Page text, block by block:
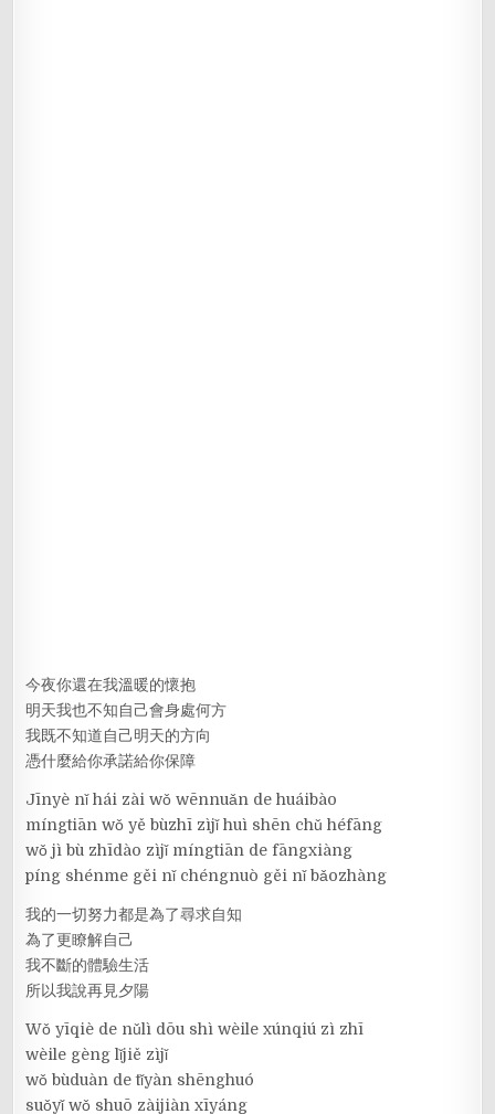
今夜你還在我溫暖的懷抱
明天我也不知自己會身處何方
我既不知道自己明天的方向
憑什麼給你承諾給你保障
Jīnyè nǐ hái zài wǒ wēnnuǎn de huáibào
míngtiān wǒ yě bùzhī zìjǐ huì shēn chǔ héfāng
wǒ jì bù zhīdào zìjǐ míngtiān de fāngxiàng
píng shénme gěi nǐ chéngnuò gěi nǐ bǎozhàng
我的一切努力都是為了尋求自知
為了更瞭解自己
我不斷的體驗生活
所以我說再見夕陽
Wǒ yīqiè de nǔlì dōu shì wèile xúnqiú zì zhī
wèile gèng lǐjiě zìjǐ
wǒ bùduàn de tǐyàn shēnghuó
suǒyǐ wǒ shuō zàijiàn xīyáng